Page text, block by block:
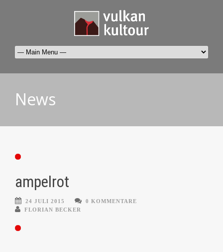
News
ampelrot
24 JULI 2015
0 KOMMENTARE
FLORIAN BECKER